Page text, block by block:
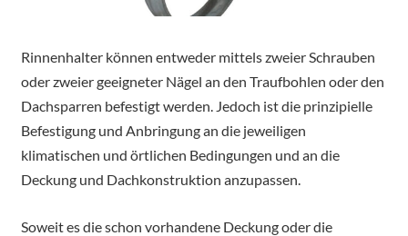
Rinnenhalter können entweder mittels zweier Schrauben
oder zweier geeigneter Nägel an den Traufbohlen oder den
Dachsparren befestigt werden. Jedoch ist die prinzipielle
Befestigung und Anbringung an die jeweiligen
klimatischen und örtlichen Bedingungen und an die
Deckung und Dachkonstruktion anzupassen.
Soweit es die schon vorhandene Deckung oder die